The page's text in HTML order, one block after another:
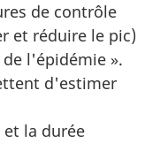
de contrôle
et réduire le pic)
l'épidémie ».
d'estimer
la durée